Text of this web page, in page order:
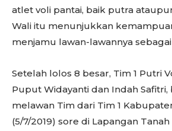
atlet voli pantai, baik putra
Wali itu menunjukkan
menjamu lawan-lawannya
Setelah lolos 8 besar, Tim 1 Putri
Puput Widayanti dan Indah
melawan Tim dari Tim 1
(5/7/2019) sore di Lapangan Tanah